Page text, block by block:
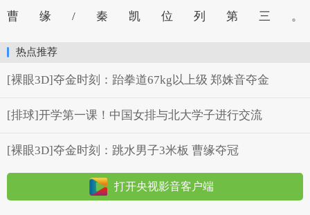
曹缘/秦凯位列第三。
热点推荐
[裸眼3D]夺金时刻：跆拳道67kg以上级 郑姝音夺金
[排球]开学第一课！中国女排与北大学子进行交流
[裸眼3D]夺金时刻：跳水男子3米板 曹缘夺冠
打开央视影音客户端